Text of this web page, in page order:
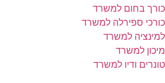
כורך בחום למשרד
כורכי ספירלה למשרד
למינציה למשרד
מיכון למשרד
טונרים ודיו למשרד